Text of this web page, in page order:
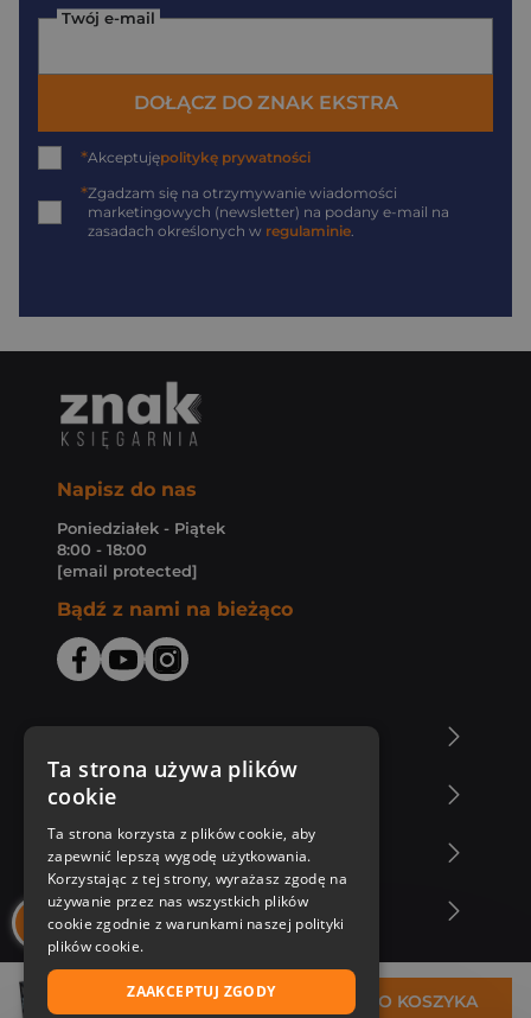
71,71 zł DO KOSZYKA
Twój e-mail
DOŁĄCZ DO ZNAK EKSTRA
*Akceptujępolitykę prywatności
*Zgadzam się na otrzymywanie wiadomości
marketingowych (newsletter) na podany e-mail na
zasadach określonych w regulaminie.
Napisz do nas
Poniedziałek - Piątek
8:00 - 18:00
[email protected]
Bądź z nami na bieżąco
Zakupy u nas
Nasza oferta
Nasi autorzy
Ta strona używa plików
cookie
Ta strona korzysta z plików cookie, aby
zapewnić lepszą wygodę użytkowania.
Korzystając z tej strony, wyrażasz zgodę na
używanie przez nas wszystkich plików
cookie zgodnie z warunkami naszej polityki
plików cookie.
ZAAKCEPTUJ ZGODY